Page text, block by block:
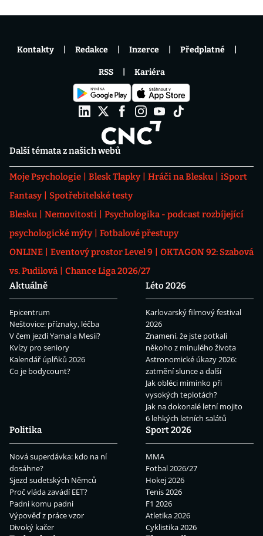
Další témata z našich webů
Moje Psychologie Blesk Tlapky Hráči na Blesku
iSport
Fantasy
Spotřebitelské testy
Blesku
Nemovitosti
Psychologika - podcast rozbíjející
psychologické mýty
Fotbalové přestupy
ONLINE
Eventový prostor Level 9
OKTAGON 92: Szabová
vs. Pudilová
Chance Liga 2026/27
Aktuálně
Epicentrum
Neštovice: příznaky, léčba
V čem jezdí Yamal a Mesii?
Kvízy pro seniory
Kalendář úplňků 2026
Co je bodycount?
Léto 2026
Karlovarský filmový festival
2026
Znamení, že jste potkali
někoho z minulého života
Astronomické úkazy 2026:
zatmění slunce a další
Jak obléci miminko při
vysokých teplotách?
Jak na dokonalé letní mojito
6 lehkých letních salátů
Politika
Nová superdávka: kdo na ní
dosáhne?
Sjezd sudetských Němců
Proč vláda zavádí EET?
Padni komu padni
Výpověď z práce vzor
Divoký kačer
Sport 2026
MMA
Fotbal 2026/27
Hokej 2026
Tenis 2026
F1 2026
Atletika 2026
Cyklistika 2026
Kontakty Redakce Inzerce Předplatné
RSS Kariéra